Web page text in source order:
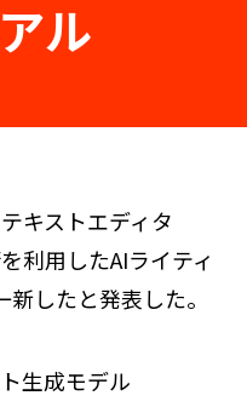
ル
キストエディタ
利用したAIライティ
したと発表した。
生成モデル